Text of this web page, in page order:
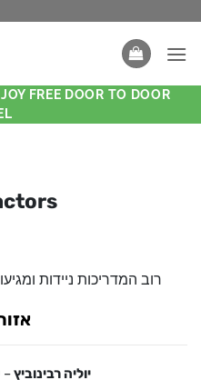
FREE DOOR TO DOOR
רוב המדריכות ניידות
יוליה רבינוביץ –